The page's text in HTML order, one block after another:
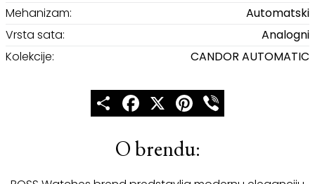
Mehanizam:
Automatski
Vrsta sata:
Analogni
Kolekcije:
CANDOR AUTOMATIC
ShareFacebook
X Pinterest
O brendu: